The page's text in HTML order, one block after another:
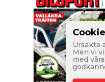
Ursäkta
Men vi
med